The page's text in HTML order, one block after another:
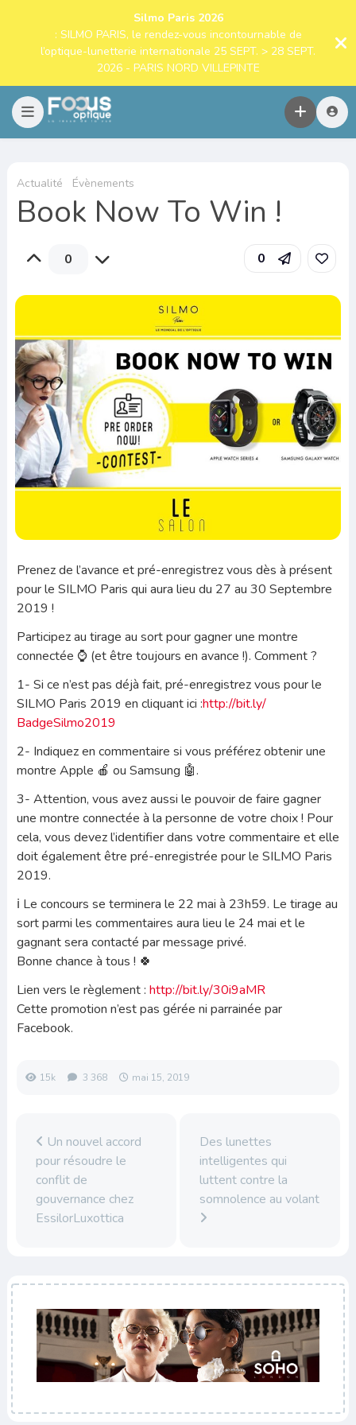
Silmo Paris 2026
: SILMO PARIS, le rendez-vous incontournable de
l’optique-lunetterie internationale 25 SEPT. > 28 SEPT.
2026 - PARIS NORD VILLEPINTE
Actualité Évènements
Book Now To Win !
0 0
Prenez de l’avance et pré-enregistrez vous dès à présent
pour le SILMO Paris qui aura lieu du 27 au 30 Septembre
2019 !
Participez au tirage au sort pour gagner une montre
connectée ⌚️(et être toujours en avance !). Comment ?
1- Si ce n’est pas déjà fait, pré-enregistrez vous pour le
SILMO Paris 2019 en cliquant ici :http://bit.ly/
BadgeSilmo2019
2- Indiquez en commentaire si vous préférez obtenir une
montre Apple 🍎 ou Samsung 🤖.
3- Attention, vous avez aussi le pouvoir de faire gagner
une montre connectée à la personne de votre choix ! Pour
cela, vous devez l’identifier dans votre commentaire et elle
doit également être pré-enregistrée pour le SILMO Paris
2019.
ℹ️ Le concours se terminera le 22 mai à 23h59. Le tirage au
sort parmi les commentaires aura lieu le 24 mai et le
gagnant sera contacté par message privé.
Bonne chance à tous ! 🍀
Lien vers le règlement : http://bit.ly/30i9aMR
Cette promotion n’est pas gérée ni parrainée par
Facebook.
15k 3 368 mai 15, 2019
Un nouvel accord
pour résoudre le
conflit de
gouvernance chez
EssilorLuxottica
Des lunettes
intelligentes qui
luttent contre la
somnolence au volant